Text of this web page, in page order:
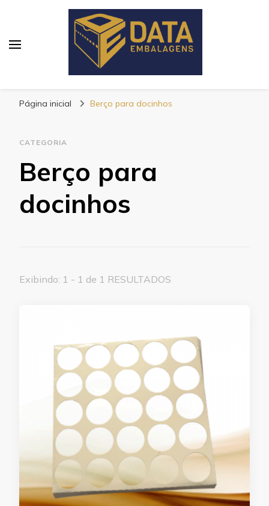
Página inicial Berço para docinhos
CATEGORIA
Berço para
docinhos
Exibindo: 1 - 1 de 1 RESULTADOS